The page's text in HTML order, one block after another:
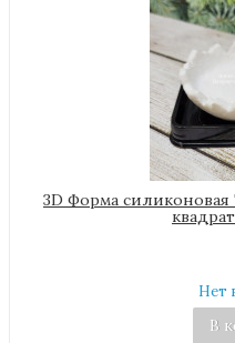
3D Форма силиконовая
Нет
В